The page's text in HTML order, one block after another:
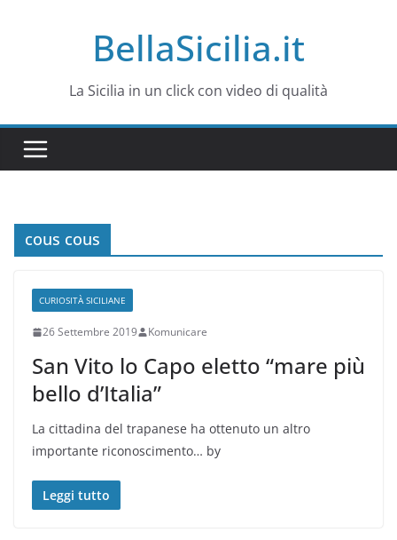
BellaSicilia.it
La Sicilia in un click con video di qualità
cous cous
CURIOSITÀ SICILIANE
26 Settembre 2019 Komunicare
San Vito lo Capo eletto “mare più
bello d’Italia”
La cittadina del trapanese ha ottenuto un altro
importante riconoscimento… by
Leggi tutto